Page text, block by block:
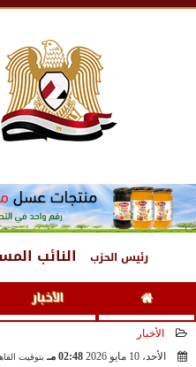
رئيس الحزب النائب
الأخبار
الأخبار
الأحد، 10 مايو 2026
02:48 مـ بتوقيت